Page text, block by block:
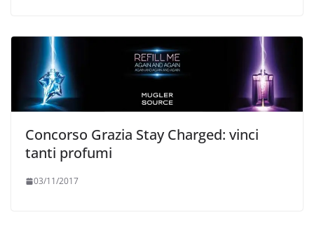
Concorso Grazia Stay Charged: vinci
tanti profumi
03/11/2017